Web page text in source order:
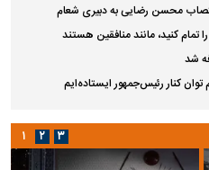
محسن رضایی به دبیری شعام
کنید، مانند منافقین هستند
شد
توان کنار رئیس‌جمهور ایستاده‌ایم
۱ ۲ ۳